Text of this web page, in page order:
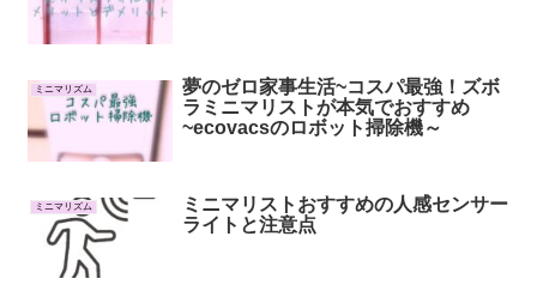
ミニマリズム
夢のゼロ家事生活~コスパ最強！ズボ
ラミニマリストが本気でおすすめ
~ecovacsのロボット掃除機～
ミニマリズム
ミニマリストおすすめの人感センサー
ライトと注意点